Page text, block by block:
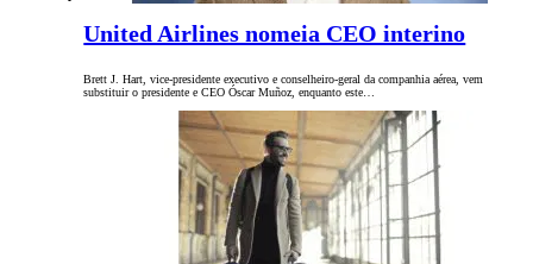
United Airlines nomeia CEO interino
Brett J. Hart, vice-presidente executivo e conselheiro-geral da companhia aérea, vem
substituir o presidente e CEO Óscar Muñoz, enquanto este…